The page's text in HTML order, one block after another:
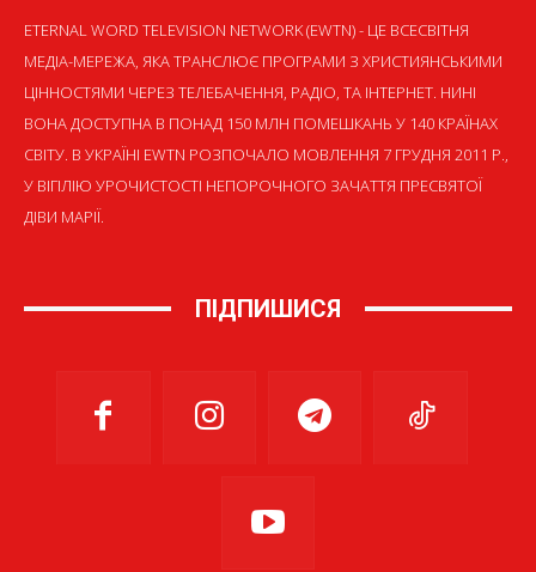
ETERNAL WORD TELEVISION NETWORK (EWTN) - ЦЕ ВСЕСВІТНЯ
МЕДІА-МЕРЕЖА, ЯКА ТРАНСЛЮЄ ПРОГРАМИ З ХРИСТИЯНСЬКИМИ
ЦІННОСТЯМИ ЧЕРЕЗ ТЕЛЕБАЧЕННЯ, РАДІО, ТА ІНТЕРНЕТ. НИНІ
ВОНА ДОСТУПНА В ПОНАД 150 МЛН ПОМЕШКАНЬ У 140 КРАЇНАХ
СВІТУ. В УКРАЇНІ EWTN РОЗПОЧАЛО МОВЛЕННЯ 7 ГРУДНЯ 2011 Р.,
У ВІГІЛІЮ УРОЧИСТОСТІ НЕПОРОЧНОГО ЗАЧАТТЯ ПРЕСВЯТОЇ
ДІВИ МАРІЇ.
ПІДПИШИСЯ